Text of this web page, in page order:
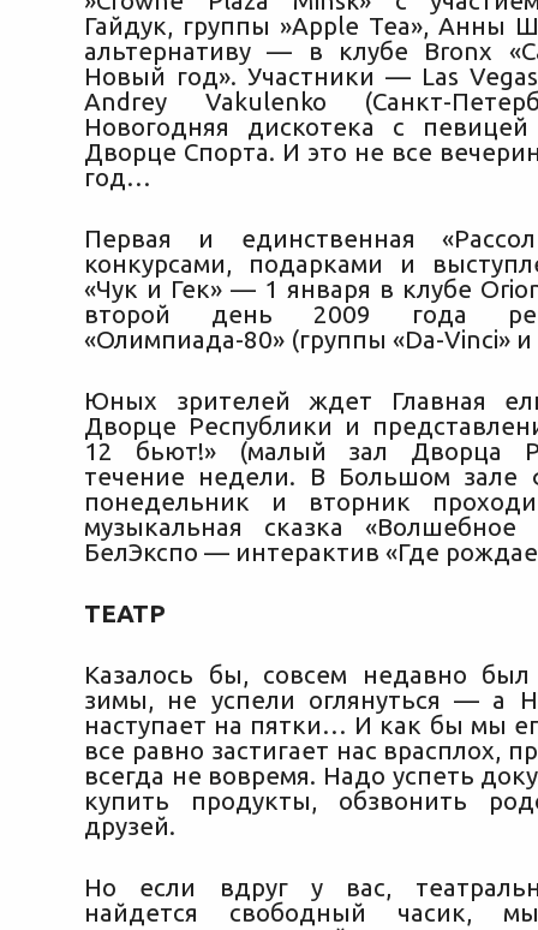
Гайдук, группы »Apple Tea», Анны
альтернативу — в клубе Bronx
Новый год». Участники — Las
Andrey Vakulenko (Санкт-
Новогодняя дискотека с
Дворце Спорта. И это не все
год…
Первая и единственная
конкурсами, подарками и
«Чук и Гек» — 1 января в клубе
второй день 2009 года
«Олимпиада-80» (группы «Da-Vinci» и
Юных зрителей ждет Главная
Дворце Республики и
12 бьют!» (малый зал Дворца
течение недели. В Большом зале
понедельник и вторник
музыкальная сказка
БелЭкспо — интерактив «Где
ТЕАТР
Казалось бы, совсем недавно
зимы, не успели оглянуться — а
наступает на пятки… И как бы мы
все равно застигает нас врасплох,
всегда не вовремя. Надо успеть
купить продукты, обзвонить
друзей.
Но если вдруг у вас,
найдется свободный часик,